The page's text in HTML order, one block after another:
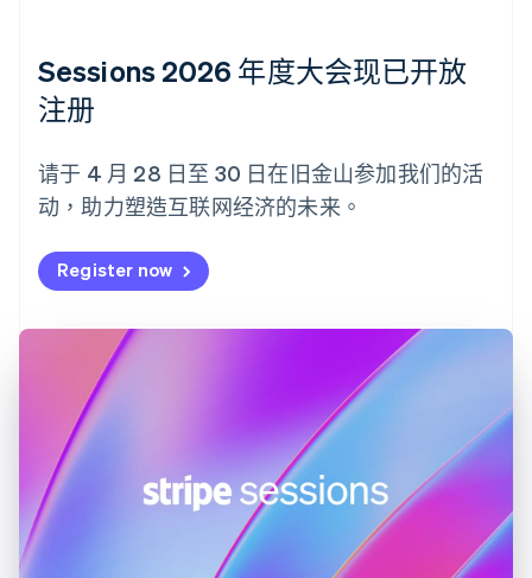
Sessions 2026 年度大会现已开放
注册
请于 4 月 28 日至 30 日在旧金山参加我们的活
动，助力塑造互联网经济的未来。
Register now
法国
FrançaisEnglish
芬兰
荷兰
NederlandsEnglish
加拿大
捷克
English
EnglishItaliano
拉脱维亚
English
立陶宛
English
列支敦士登
Deutsch
English